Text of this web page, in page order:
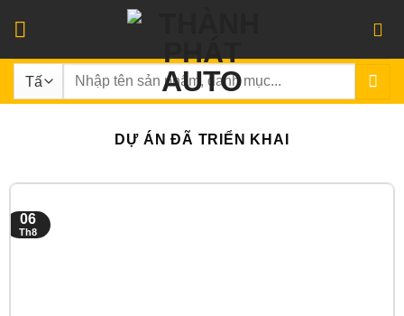
qua
nội
dung
Tìm
DỰ ÁN ĐÃ TRIỂN KHAI
06
Th8